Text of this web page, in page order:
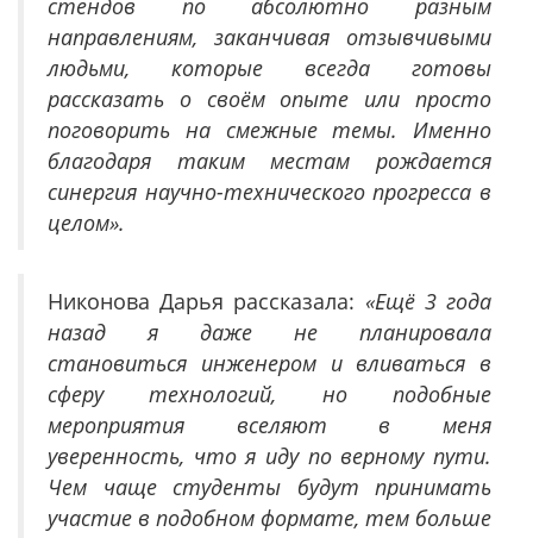
стендов по абсолютно разным
направлениям, заканчивая отзывчивыми
людьми, которые всегда готовы
рассказать о своём опыте или просто
поговорить на смежные темы. Именно
благодаря таким местам рождается
синергия научно-технического прогресса в
целом».
Никонова Дарья рассказала: «Ещё 3 года
назад я даже не планировала
становиться инженером и вливаться в
сферу технологий, но подобные
мероприятия вселяют в меня
уверенность, что я иду по верному пути.
Чем чаще студенты будут принимать
участие в подобном формате, тем больше